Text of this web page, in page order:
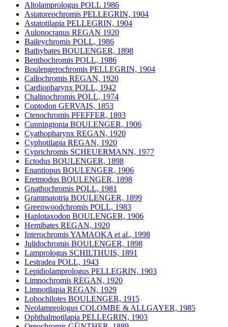
Altolamprologus POLL 1986
Astatoreochromis PELLEGRIN, 1904
Astatotilapia PELLEGRIN, 1904
Aulonocranus REGAN 1920
Baileychromis POLL, 1986
Bathybates BOULENGER, 1898
Benthochromis POLL, 1986
Boulengerochromis PELLEGRIN, 1904
Callochromis REGAN, 1920
Cardiopharynx POLL, 1942
Chalinochromis POLL, 1974
Coptodon GERVAIS, 1853
Ctenochromis PFEFFER, 1893
Cunningtonia BOULENGER, 1906
Cyathopharynx REGAN, 1920
Cyphotilapia REGAN, 1920
Cyprichromis SCHEUERMANN, 1977
Ectodus BOULENGER, 1898
Enantiopus BOULENGER, 1906
Eretmodus BOULENGER, 1898
Gnathochromis POLL, 1981
Grammatotria BOULENGER, 1899
Greenwoodchromis POLL, 1983
Haplotaxodon BOULENGER, 1906
Hemibates REGAN, 1920
Interochromis YAMAOKA et al., 1998
Julidochromis BOULENGER, 1898
Lamprologus SCHILTHUIS, 1891
Lestradea POLL, 1943
Lepidiolamprologus PELLEGRIN, 1903
Limnochromis REGAN, 1920
Limnotilapia REGAN, 1929
Lobochilotes BOULENGER, 1915
Neolamprologus COLOMBE & ALLGAYER, 1985
Ophthalmotilapia PELLEGRIN, 1903